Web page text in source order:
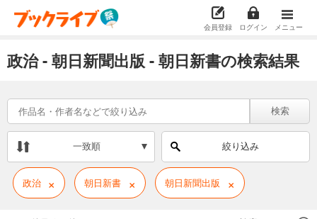
会員登録 ログイン メニュー
政治 - 朝日新聞出版 - 朝日新書の検索結果
検索
一致順 絞り込み
政治 × 朝日新書 × 朝日新聞出版 ×